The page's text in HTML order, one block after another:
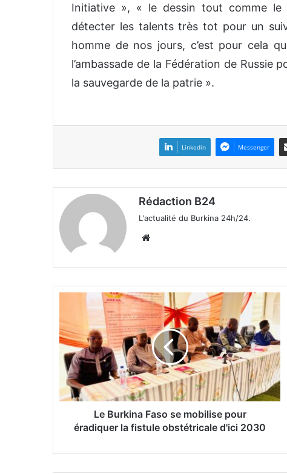
Initiative », « le dessin tout comme
détecter les talents très tot pour un
homme de nos jours, c’est pour cela
l’ambassade de la Fédération de Russie
la sauvegarde de la patrie ».
Linkedin Messenger
Rédaction B24
L'actualité du Burkina 24h/24.
te
B
u
n
a
Le Burkina Faso se mobilise pour
éradiquer la fistule obstétricale d'ici 2030